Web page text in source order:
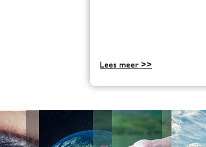
Lees meer >>